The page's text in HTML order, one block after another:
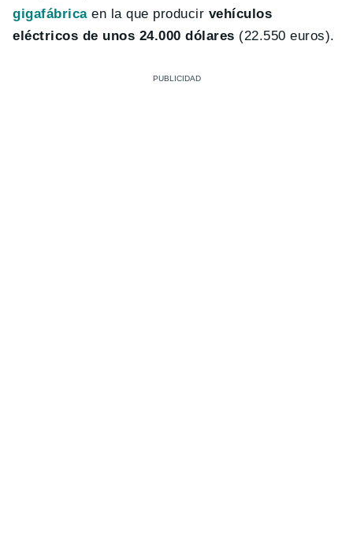
gigafábricaen la que producir vehículos
eléctricos de unos 24.000 dólares (22.550 euros).